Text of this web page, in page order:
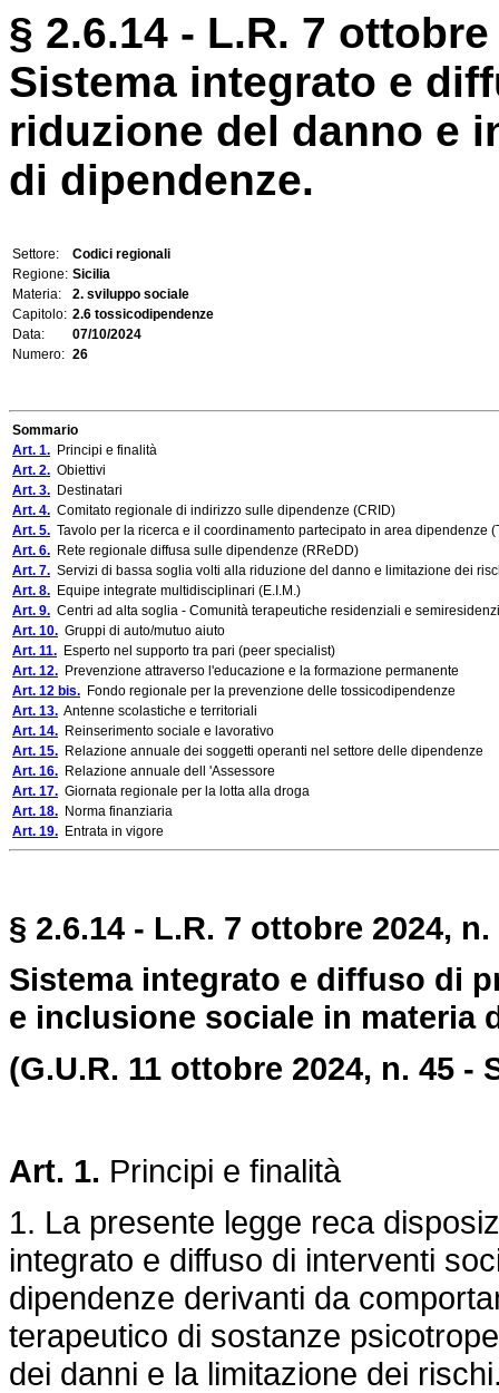
§ 2.6.14 - L.R. 7
Sistema integrato e
riduzione del danno e
di dipendenze.
Settore:
Codici regionali
Regione: Sicilia
Materia:
2. sviluppo sociale
Capitolo: 2.6 tossicodipendenze
Data:
07/10/2024
Numero: 26
Sommario
Art. 1. Principi e finalità
Art. 2. Obiettivi
Art. 3. Destinatari
Art. 4. Comitato regionale di indirizzo sulle dipendenze (CRID)
Art. 5. Tavolo per la ricerca e il coordinamento partecipato in area dipendenze
Art. 6. Rete regionale diffusa sulle dipendenze (RReDD)
Art. 7. Servizi di bassa soglia volti alla riduzione del danno e limitazione dei
Art. 8. Equipe integrate multidisciplinari (E.I.M.)
Art. 9. Centri ad alta soglia - Comunità terapeutiche residenziali e
Art. 10. Gruppi di auto/mutuo aiuto
Art. 11. Esperto nel supporto tra pari (peer specialist)
Art. 12. Prevenzione attraverso l'educazione e la formazione permanente
Art. 12 bis. Fondo regionale per la prevenzione delle tossicodipendenze
Art. 13. Antenne scolastiche e territoriali
Art. 14. Reinserimento sociale e lavorativo
Art. 15. Relazione annuale dei soggetti operanti nel settore delle dipendenze
Art. 16. Relazione annuale dell 'Assessore
Art. 17. Giornata regionale per la lotta alla droga
Art. 18. Norma finanziaria
Art. 19. Entrata in vigore
§ 2.6.14 - L.R. 7 ottobre 2024, n.
Sistema integrato e diffuso di
e inclusione sociale in materia
(G.U.R. 11 ottobre 2024, n. 45 -
Art. 1. Principi e finalità
1. La presente legge reca
integrato e diffuso di interventi
dipendenze derivanti da
terapeutico di sostanze
dei danni e la limitazione dei